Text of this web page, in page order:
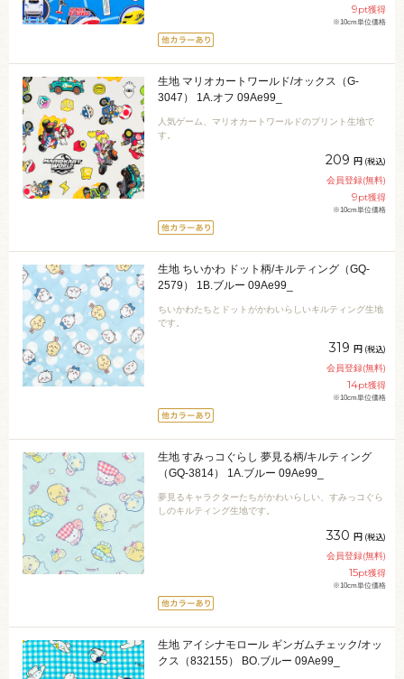
9pt獲得
※10cm単位価格
生地 マリオカートワールド/オックス（G-
3047） 1A.オフ 09Ae99_
人気ゲーム、マリオカートワールドのプリント生地で
す。
209 円 (税込)
会員登録(無料)
9pt獲得
※10cm単位価格
生地 ちいかわ ドット柄/キルティング（GQ-
2579） 1B.ブルー 09Ae99_
ちいかわたちとドットがかわいらしいキルティング生地
です。
319 円 (税込)
会員登録(無料)
14pt獲得
※10cm単位価格
生地 すみっコぐらし 夢見る柄/キルティング
（GQ-3814） 1A.ブルー 09Ae99_
夢見るキャラクターたちがかわいらしい、すみっコぐら
しのキルティング生地です。
330 円 (税込)
会員登録(無料)
15pt獲得
※10cm単位価格
生地 アイシナモロール ギンガムチェック/オッ
クス（832155） BO.ブルー 09Ae99_